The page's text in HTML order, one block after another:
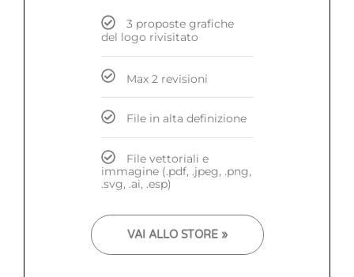
3 proposte grafiche
del logo rivisitato
Max 2 revisioni
File in alta definizione
File vettoriali e
immagine (.pdf, .jpeg, .png,
.svg, .ai, .esp)
VAI ALLO STORE »